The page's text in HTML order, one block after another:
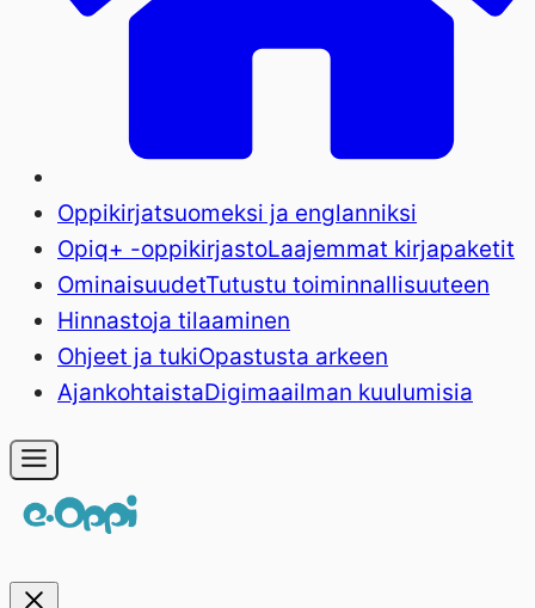
Oppikirjatsuomeksi ja englanniksi
Opiq+ -oppikirjastoLaajemmat kirjapaketit
OminaisuudetTutustu toiminnallisuuteen
Hinnastoja tilaaminen
Ohjeet ja tukiOpastusta arkeen
AjankohtaistaDigimaailman kuulumisia